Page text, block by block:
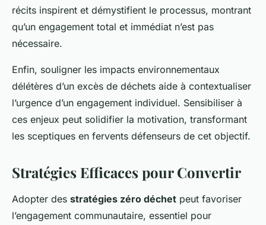
récits inspirent et démystifient le processus, montrant
qu’un engagement total et immédiat n’est pas
nécessaire.
Enfin, souligner les impacts environnementaux
délétères d’un excès de déchets aide à contextualiser
l’urgence d’un engagement individuel. Sensibiliser à
ces enjeux peut solidifier la motivation, transformant
les sceptiques en fervents défenseurs de cet objectif.
Stratégies Efficaces pour Convertir
Adopter des stratégies zéro déchet peut favoriser
l’engagement communautaire, essentiel pour